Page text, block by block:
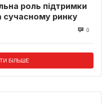
роль підтримки
сучасному ринку
0
БІЛЬШЕ